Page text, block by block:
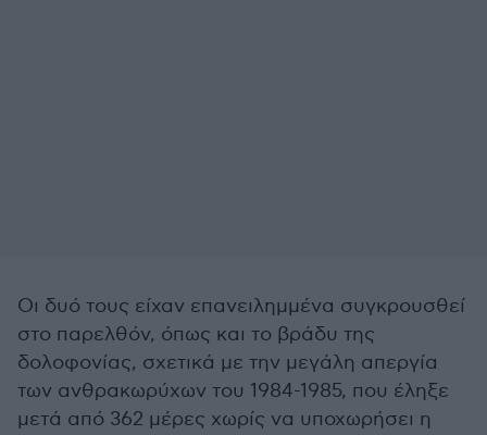
Οι δυό τους είχαν επανειλημμένα συγκρουσθεί
στο παρελθόν, όπως και το βράδυ της
δολοφονίας, σχετικά με την μεγάλη απεργία
των ανθρακωρύχων του 1984-1985, που έληξε
μετά από 362 μέρες χωρίς να υποχωρήσει η